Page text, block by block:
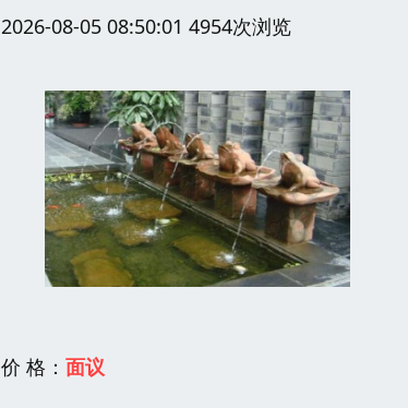
2026-08-05 08:50:01 4954次浏览
价 格： 面议